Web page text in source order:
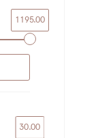
1195.00
30.00